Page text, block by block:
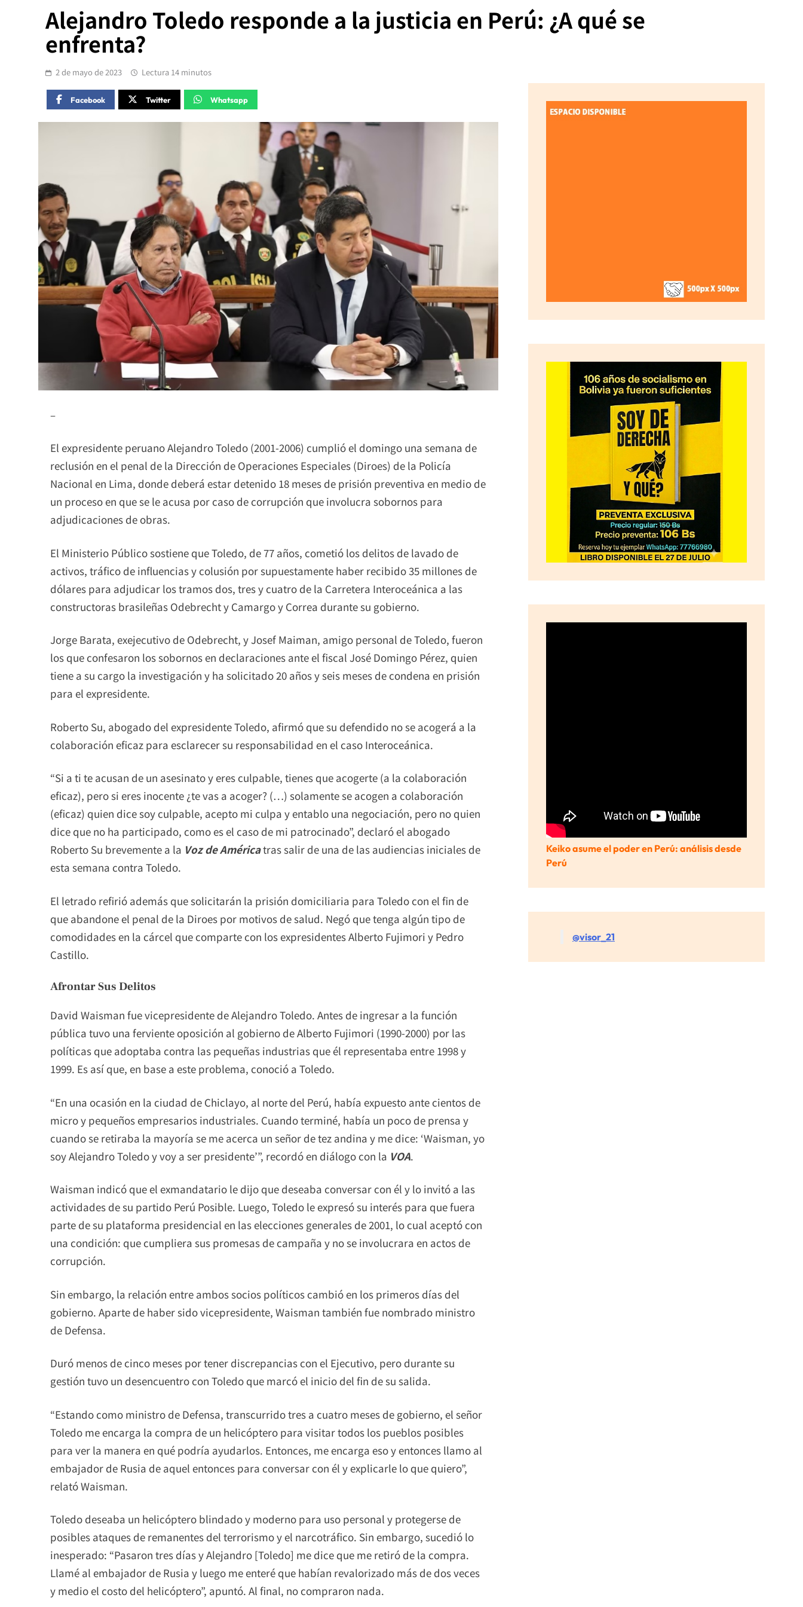
Alejandro Toledo responde a la justicia en Perú: ¿A qué se
enfrenta?
2 de mayo de 2023 Lectura 14 minutos
Facebook Twitter Whatsapp
–
El expresidente peruano Alejandro Toledo (2001-2006) cumplió el domingo una semana de
reclusión en el penal de la Dirección de Operaciones Especiales (Diroes) de la Policía
Nacional en Lima, donde deberá estar detenido 18 meses de prisión preventiva en medio de
un proceso en que se le acusa por caso de corrupción que involucra sobornos para
adjudicaciones de obras.
El Ministerio Público sostiene que Toledo, de 77 años, cometió los delitos de lavado de
activos, tráfico de influencias y colusión por supuestamente haber recibido 35 millones de
dólares para adjudicar los tramos dos, tres y cuatro de la Carretera Interoceánica a las
constructoras brasileñas Odebrecht y Camargo y Correa durante su gobierno.
Jorge Barata, exejecutivo de Odebrecht, y Josef Maiman, amigo personal de Toledo, fueron
los que confesaron los sobornos en declaraciones ante el fiscal José Domingo Pérez, quien
tiene a su cargo la investigación y ha solicitado 20 años y seis meses de condena en prisión
para el expresidente.
Roberto Su, abogado del expresidente Toledo, afirmó que su defendido no se acogerá a la
colaboración eficaz para esclarecer su responsabilidad en el caso Interoceánica.
“Si a ti te acusan de un asesinato y eres culpable, tienes que acogerte (a la colaboración
eficaz), pero si eres inocente ¿te vas a acoger? (…) solamente se acogen a colaboración
(eficaz) quien dice soy culpable, acepto mi culpa y entablo una negociación, pero no quien
dice que no ha participado, como es el caso de mi patrocinado”, declaró el abogado
Roberto Su brevemente a la Voz de Américatras salir de una de las audiencias iniciales de
esta semana contra Toledo.
El letrado refirió además que solicitarán la prisión domiciliaria para Toledo con el fin de
que abandone el penal de la Diroes por motivos de salud. Negó que tenga algún tipo de
comodidades en la cárcel que comparte con los expresidentes Alberto Fujimori y Pedro
Castillo.
Afrontar Sus Delitos
David Waisman fue vicepresidente de Alejandro Toledo. Antes de ingresar a la función
pública tuvo una ferviente oposición al gobierno de Alberto Fujimori (1990-2000) por las
políticas que adoptaba contra las pequeñas industrias que él representaba entre 1998 y
1999. Es así que, en base a este problema, conoció a Toledo.
“En una ocasión en la ciudad de Chiclayo, al norte del Perú, había expuesto ante cientos de
micro y pequeños empresarios industriales. Cuando terminé, había un poco de prensa y
cuando se retiraba la mayoría se me acerca un señor de tez andina y me dice: ‘Waisman, yo
soy Alejandro Toledo y voy a ser presidente’”, recordó en diálogo con la VOA.
Waisman indicó que el exmandatario le dijo que deseaba conversar con él y lo invitó a las
actividades de su partido Perú Posible. Luego, Toledo le expresó su interés para que fuera
parte de su plataforma presidencial en las elecciones generales de 2001, lo cual aceptó con
una condición: que cumpliera sus promesas de campaña y no se involucrara en actos de
corrupción.
Sin embargo, la relación entre ambos socios políticos cambió en los primeros días del
gobierno. Aparte de haber sido vicepresidente, Waisman también fue nombrado ministro
de Defensa.
Duró menos de cinco meses por tener discrepancias con el Ejecutivo, pero durante su
gestión tuvo un desencuentro con Toledo que marcó el inicio del fin de su salida.
“Estando como ministro de Defensa, transcurrido tres a cuatro meses de gobierno, el señor
Toledo me encarga la compra de un helicóptero para visitar todos los pueblos posibles
para ver la manera en qué podría ayudarlos. Entonces, me encarga eso y entonces llamo al
embajador de Rusia de aquel entonces para conversar con él y explicarle lo que quiero”,
relató Waisman.
Toledo deseaba un helicóptero blindado y moderno para uso personal y protegerse de
posibles ataques de remanentes del terrorismo y el narcotráfico. Sin embargo, sucedió lo
inesperado: “Pasaron tres días y Alejandro [Toledo] me dice que me retiró de la compra.
Llamé al embajador de Rusia y luego me enteré que habían revalorizado más de dos veces
y medio el costo del helicóptero”, apuntó. Al final, no compraron nada.
Keiko asume el poder en Perú: análisis desde
Perú
@visor_21